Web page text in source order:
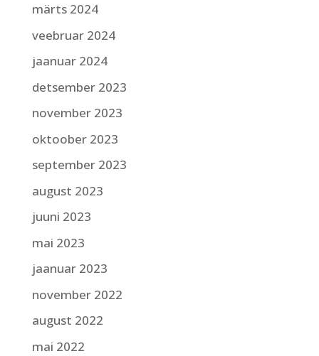
märts 2024
veebruar 2024
jaanuar 2024
detsember 2023
november 2023
oktoober 2023
september 2023
august 2023
juuni 2023
mai 2023
jaanuar 2023
november 2022
august 2022
mai 2022